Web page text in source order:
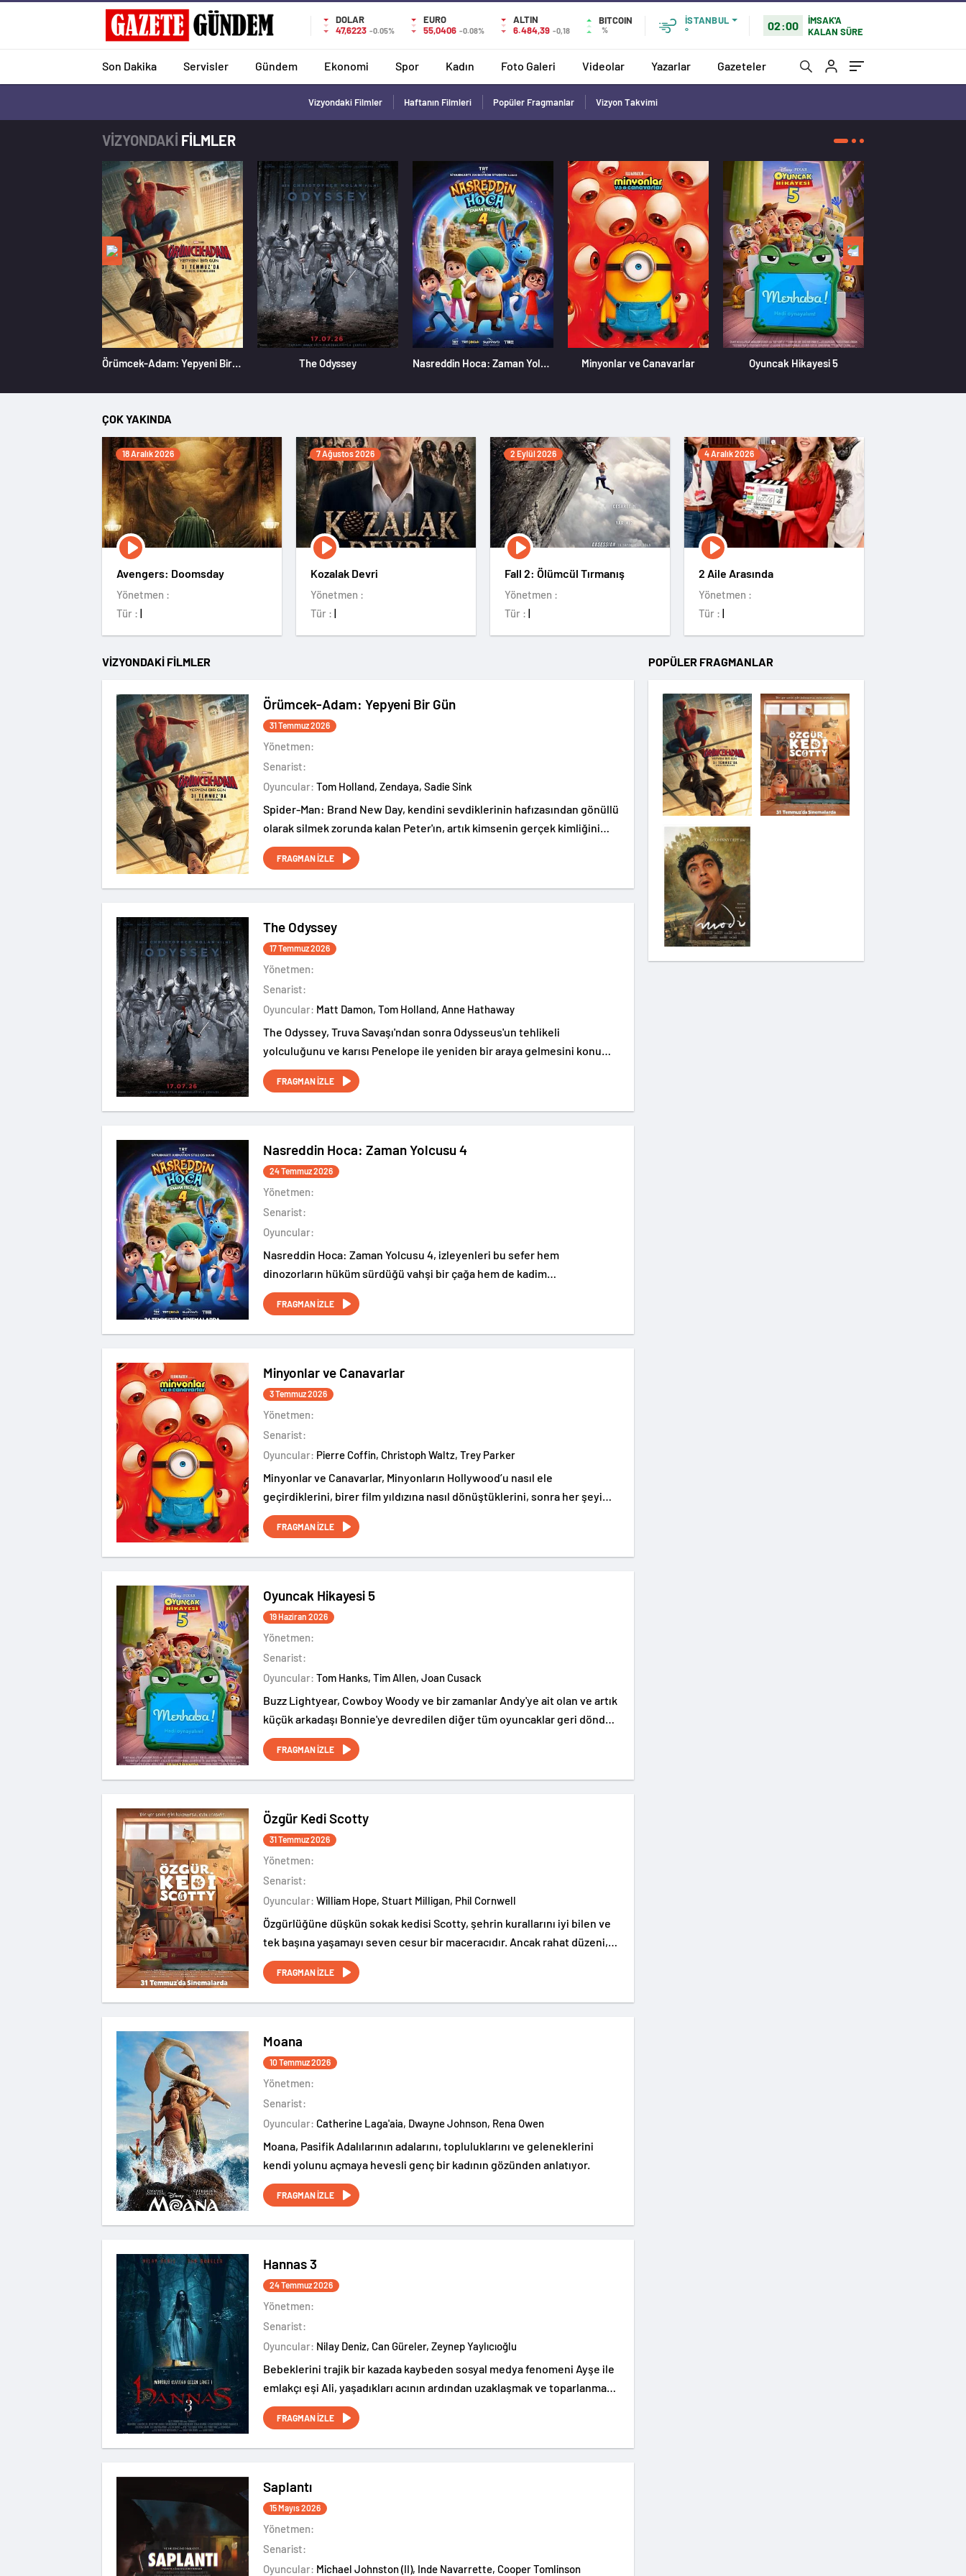
DOLAR
47,6223 -0.05%
EURO
55,0406 -0.08%
ALTIN
6.484,39 -0,18
BITCOIN
%
İSTANBUL
°
02:00
İMSAK'A
KALAN SÜRE
Son Dakika Servisler Gündem Ekonomi Spor Kadın Foto Galeri Videolar Yazarlar Gazeteler
Vizyondaki Filmler Haftanın Filmleri Popüler Fragmanlar Vizyon Takvimi
VİZYONDAKİ FİLMLER
Örümcek-Adam: Yepyeni Bir Gün The Odyssey Nasreddin Hoca: Zaman Yolcusu 4 Minyonlar ve Canavarlar Oyuncak Hikayesi 5
ÇOK YAKINDA
18 Aralık 2026
Avengers: Doomsday
Yönetmen :
Tür : |
7 Ağustos 2026
Kozalak Devri
Yönetmen :
Tür : |
2 Eylül 2026
Fall 2: Ölümcül Tırmanış
Yönetmen :
Tür : |
4 Aralık 2026
2 Aile Arasında
Yönetmen :
Tür : |
VİZYONDAKİ FİLMLER
Örümcek-Adam: Yepyeni Bir Gün
31 Temmuz 2026
Yönetmen:
Senarist:
Oyuncular:
Tom Holland, Zendaya, Sadie Sink
Spider-Man: Brand New Day, kendini sevdiklerinin hafızasından gönüllü
olarak silmek zorunda kalan Peter'ın, artık kimsenin gerçek kimliğini
bilmediği New York sokaklarında tek başına suçla savaşırken, yaşamaya
başladığı fiziksel değişimle boğuşmasını anlatıyor.
FRAGMAN İZLE
The Odyssey
17 Temmuz 2026
Yönetmen:
Senarist:
Oyuncular:
Matt Damon, Tom Holland, Anne Hathaway
The Odyssey, Truva Savaşı'ndan sonra Odysseus'un tehlikeli
yolculuğunu ve karısı Penelope ile yeniden bir araya gelmesini konu
ediyor.
FRAGMAN İZLE
Nasreddin Hoca: Zaman Yolcusu 4
24 Temmuz 2026
Yönetmen:
Senarist:
Oyuncular:
Nasreddin Hoca: Zaman Yolcusu 4, izleyenleri bu sefer hem
dinozorların hüküm sürdüğü vahşi bir çağa hem de kadim
medeniyetlerin gizemli dünyasına götürüyor.
FRAGMAN İZLE
Minyonlar ve Canavarlar
3 Temmuz 2026
Yönetmen:
Senarist:
Oyuncular:
Pierre Coffin, Christoph Waltz, Trey Parker
Minyonlar ve Canavarlar, Minyonların Hollywood’u nasıl ele
geçirdiklerini, birer film yıldızına nasıl dönüştüklerini, sonra her şeyi
nasıl berbat ettiklerini ve dünyaya canavarlar salarak kaosa
sürüklediklerini anlatan gürültülü ve eğlence dolu bir serüven…
FRAGMAN İZLE
Oyuncak Hikayesi 5
19 Haziran 2026
Yönetmen:
Senarist:
Oyuncular:
Tom Hanks, Tim Allen, Joan Cusack
Buzz Lightyear, Cowboy Woody ve bir zamanlar Andy'ye ait olan ve artık
küçük arkadaşı Bonnie'ye devredilen diğer tüm oyuncaklar geri döndü
ve yeni bir macera başlıyor.
FRAGMAN İZLE
Özgür Kedi Scotty
31 Temmuz 2026
Yönetmen:
Senarist:
Oyuncular:
William Hope, Stuart Milligan, Phil Cornwell
Özgürlüğüne düşkün sokak kedisi Scotty, şehrin kurallarını iyi bilen ve
tek başına yaşamayı seven cesur bir maceracıdır. Ancak rahat düzeni,
ev kedisi Katie’nin beklenmedik şekilde hayatına girmesiyle tamamen
değişir.
FRAGMAN İZLE
Moana
10 Temmuz 2026
Yönetmen:
Senarist:
Oyuncular:
Catherine Laga'aia, Dwayne Johnson, Rena Owen
Moana, Pasifik Adalılarının adalarını, topluluklarını ve geleneklerini
kendi yolunu açmaya hevesli genç bir kadının gözünden anlatıyor.
FRAGMAN İZLE
Hannas 3
24 Temmuz 2026
Yönetmen:
Senarist:
Oyuncular:
Nilay Deniz, Can Güreler, Zeynep Yaylıcıoğlu
Bebeklerini trajik bir kazada kaybeden sosyal medya fenomeni Ayşe ile
emlakçı eşi Ali, yaşadıkları acının ardından uzaklaşmak ve toparlanmak
için gözlerden uzak bir köy evinde tatil yapmaya karar verir. Ancak
huzur bulmayı umdukları bu ev, geçmişte yaşanan kayıp bebek vakaları
FRAGMAN İZLE
Saplantı
15 Mayıs 2026
Yönetmen:
Senarist:
Oyuncular:
Michael Johnston (II), Inde Navarrette, Cooper Tomlinson
POPÜLER FRAGMANLAR